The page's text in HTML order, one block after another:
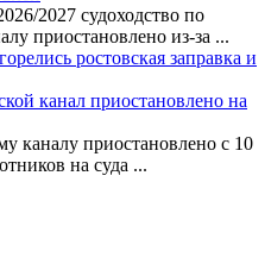
2027 судоходство по
приостановлено из-за ...
ростовская заправка и
канал приостановлено на
каналу приостановлено с 10
на суда ...